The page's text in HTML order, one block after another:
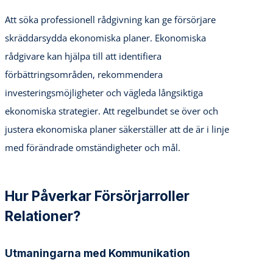
Att söka professionell rådgivning kan ge försörjare
skräddarsydda ekonomiska planer. Ekonomiska
rådgivare kan hjälpa till att identifiera
förbättringsområden, rekommendera
investeringsmöjligheter och vägleda långsiktiga
ekonomiska strategier. Att regelbundet se över och
justera ekonomiska planer säkerställer att de är i linje
med förändrade omständigheter och mål.
Hur Påverkar Försörjarroller
Relationer?
Utmaningarna med Kommunikation